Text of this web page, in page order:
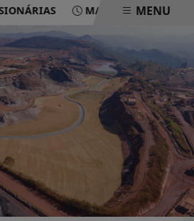
MAIS DE 200 MILMENU